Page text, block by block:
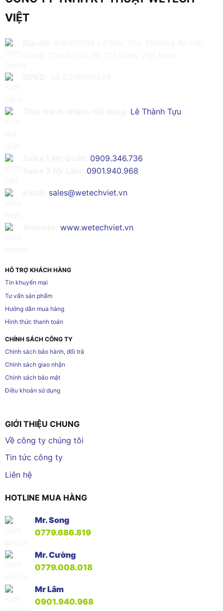
VIỆT
Lê Thành Tựu
0909.346.736
0901.940.968
sales@wetechviet.vn
www.wetechviet.vn
HỖ TRỢ KHÁCH HÀNG
Tin khuyến mại
Tư vấn sản phẩm
Hướng dẫn mua hàng
Hình thức thanh toán
CHÍNH SÁCH CÔNG TY
Chính sách bảo hành, đổi trả
Chính sách giao nhận
Chính sách bảo mật
Điều khoản sử dụng
GIỚI THIỆU CHUNG
Về công ty chúng tôi
Tin tức công ty
Liên hệ
HOTLINE MUA HÀNG
Mr. Song
0779.686.819
Mr. Cường
0779.008.018
Mr Lâm
0901.940.968